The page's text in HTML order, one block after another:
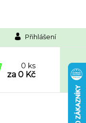
Přihlášení
0ks
za 0 Kč